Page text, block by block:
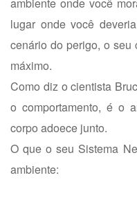
lugar onde você
cenário do perigo, o seu
máximo.
Como diz o cientista
o comportamento, é o
corpo adoece junto.
O que o seu Sistema
ambiente: